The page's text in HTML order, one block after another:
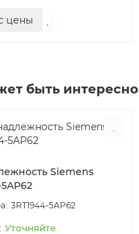
цены
быть интересно
Siemens
3RT1944-5AP62
Уточняйте